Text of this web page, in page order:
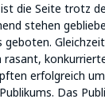
die Seite trotz
stehen
geboten.
rasant,
erfolgreich
Das